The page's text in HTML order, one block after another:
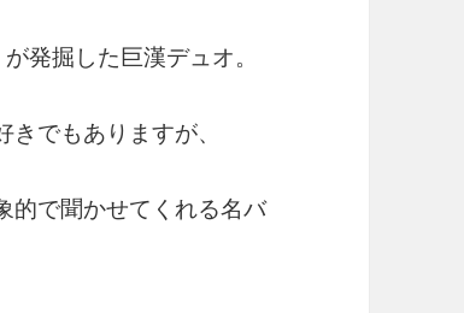
発掘した巨漢デュオ。
でもありますが、
的で聞かせてくれる名バ